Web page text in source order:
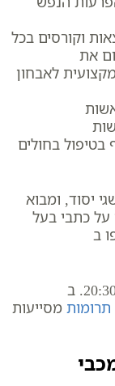
וקורסים בכל
את
לאבחון
בטיפול בחולים
יסוד, ומבוא
כתבי בעל
ב
תרומות מסייעות